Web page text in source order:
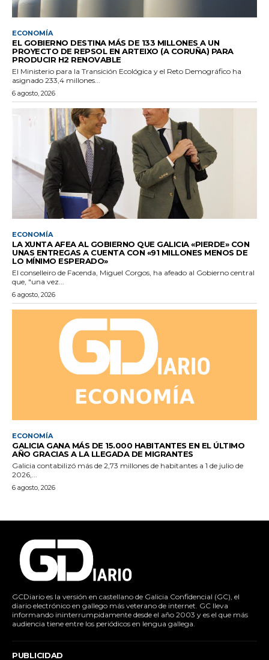
ECONOMÍA
EL GOBIERNO DESTINA MÁS DE 133 MILLONES A UN
PROYECTO DE REPSOL EN ARTEIXO (A CORUÑA) PARA
PRODUCIR H2 RENOVABLE
El Ministerio para la Transición Ecológica y el Reto Demográfico ha
asignado 233,4 millones...
6 agosto, 2026
ECONOMÍA
LA XUNTA AFEA AL GOBIERNO QUE GALICIA «PIERDE» CON
UNAS ENTREGAS A CUENTA CON «91 MILLONES MENOS DE
LO MÍNIMO ESPERADO»
El conselleiro de Facenda, Miguel Corgos, ha afeado al Gobierno central
que, "una vez...
6 agosto, 2026
ECONOMÍA
GALICIA GANA MÁS DE 15.000 HABITANTES EN EL ÚLTIMO
AÑO GRACIAS A LA LLEGADA DE MIGRANTES
Galicia contabilizó más de 2,73 millones de habitantes a 1 de julio de
2026,...
6 agosto, 2026
GCDiario es la versión en castellano de Galicia Confidencial (GC), el
diario electrónico en gallego más veterano de internet. GC lleva
informando ininterrumpidamente desde el año 2003 y es el que más
audiencia tiene entre los periódicos en lengua gallega.
PUBLICIDAD